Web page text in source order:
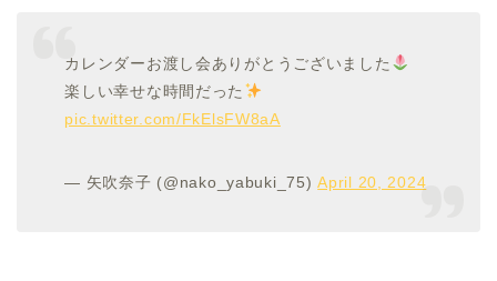
カレンダーお渡し会ありがとうございました
楽しい幸せな時間だった
pic.twitter.com/FkElsFW8aA
— 矢吹奈子 (@nako_yabuki_75)April 20, 2024